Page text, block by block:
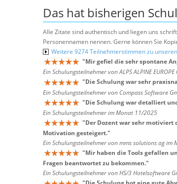
Das hat bisherigen
Alle Zitate sind authentisch und liegen uns
Personennamen nennen. Gerne können Sie
Weitere 9274 Teilnehmerstimmen zu
"Mir gefiel die sehr spontane
Ein Schulungsteilnehmer von ALPS ALPINE
"Die Schulung war sehr
Ein Schulungsteilnehmer von Compass Software
"Die Schulung war detalliert
Ein Schulungsteilnehmer im Monat 11/2025
"Der Dozent war sehr motiviert
Motivation gesteigert."
Ein Schulungsteilnehmer von mms solutions ag im
"Mir haben die Tools gefallen
Fragen beantwortet zu bekommen."
Ein Schulungsteilnehmer von HS/3 Hotelsoftware